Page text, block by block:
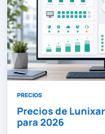
PRECIOS
Precios de
para 2026